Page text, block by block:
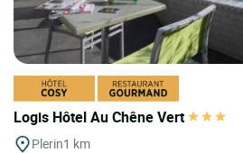
Logis Hôtel Au Chêne Vert
Plerin1 km